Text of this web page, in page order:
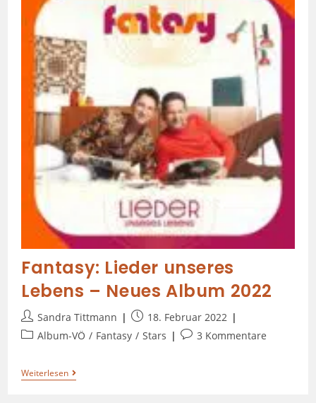
Fantasy: Lieder unseres
Lebens – Neues Album 2022
Sandra Tittmann
18. Februar 2022
Album-VÖ / Fantasy / Stars 3 Kommentare
Weiterlesen